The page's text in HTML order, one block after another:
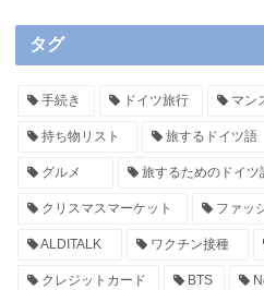
タグ
手続き ドイツ旅行 マン
持ち物リスト 旅するドイツ語
グルメ 旅するためのドイツ
クリスマスマーケット ファッ
ALDITALK ワクチン接種
クレジットカード BTS